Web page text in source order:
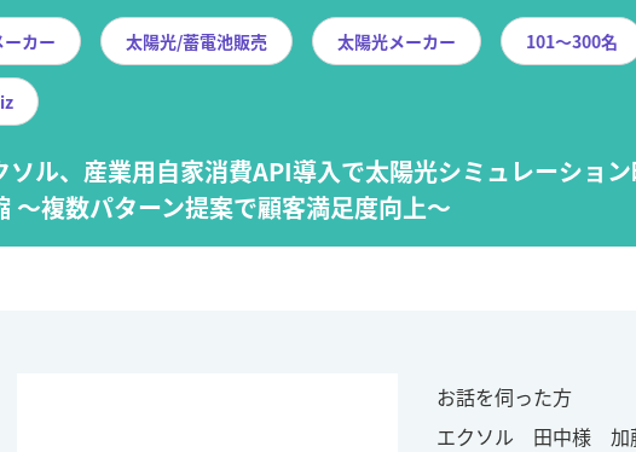
ーカー 太陽光/蓄電池販売 太陽光メーカー 101〜300名
ソル、産業用自家消費API導入で太陽光シミュレーショ
〜複数パターン提案で顧客満足度向上〜
お話を伺った方
エクソル 田中様 加